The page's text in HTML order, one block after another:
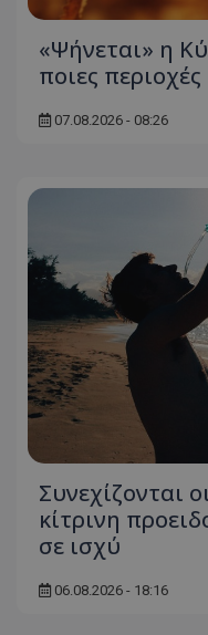
«Ψήνεται» η
ποιες
07.08.2026 - 08:26
Συνεχίζονται
κίτρινη
σε ισχύ
06.08.2026 - 18:16